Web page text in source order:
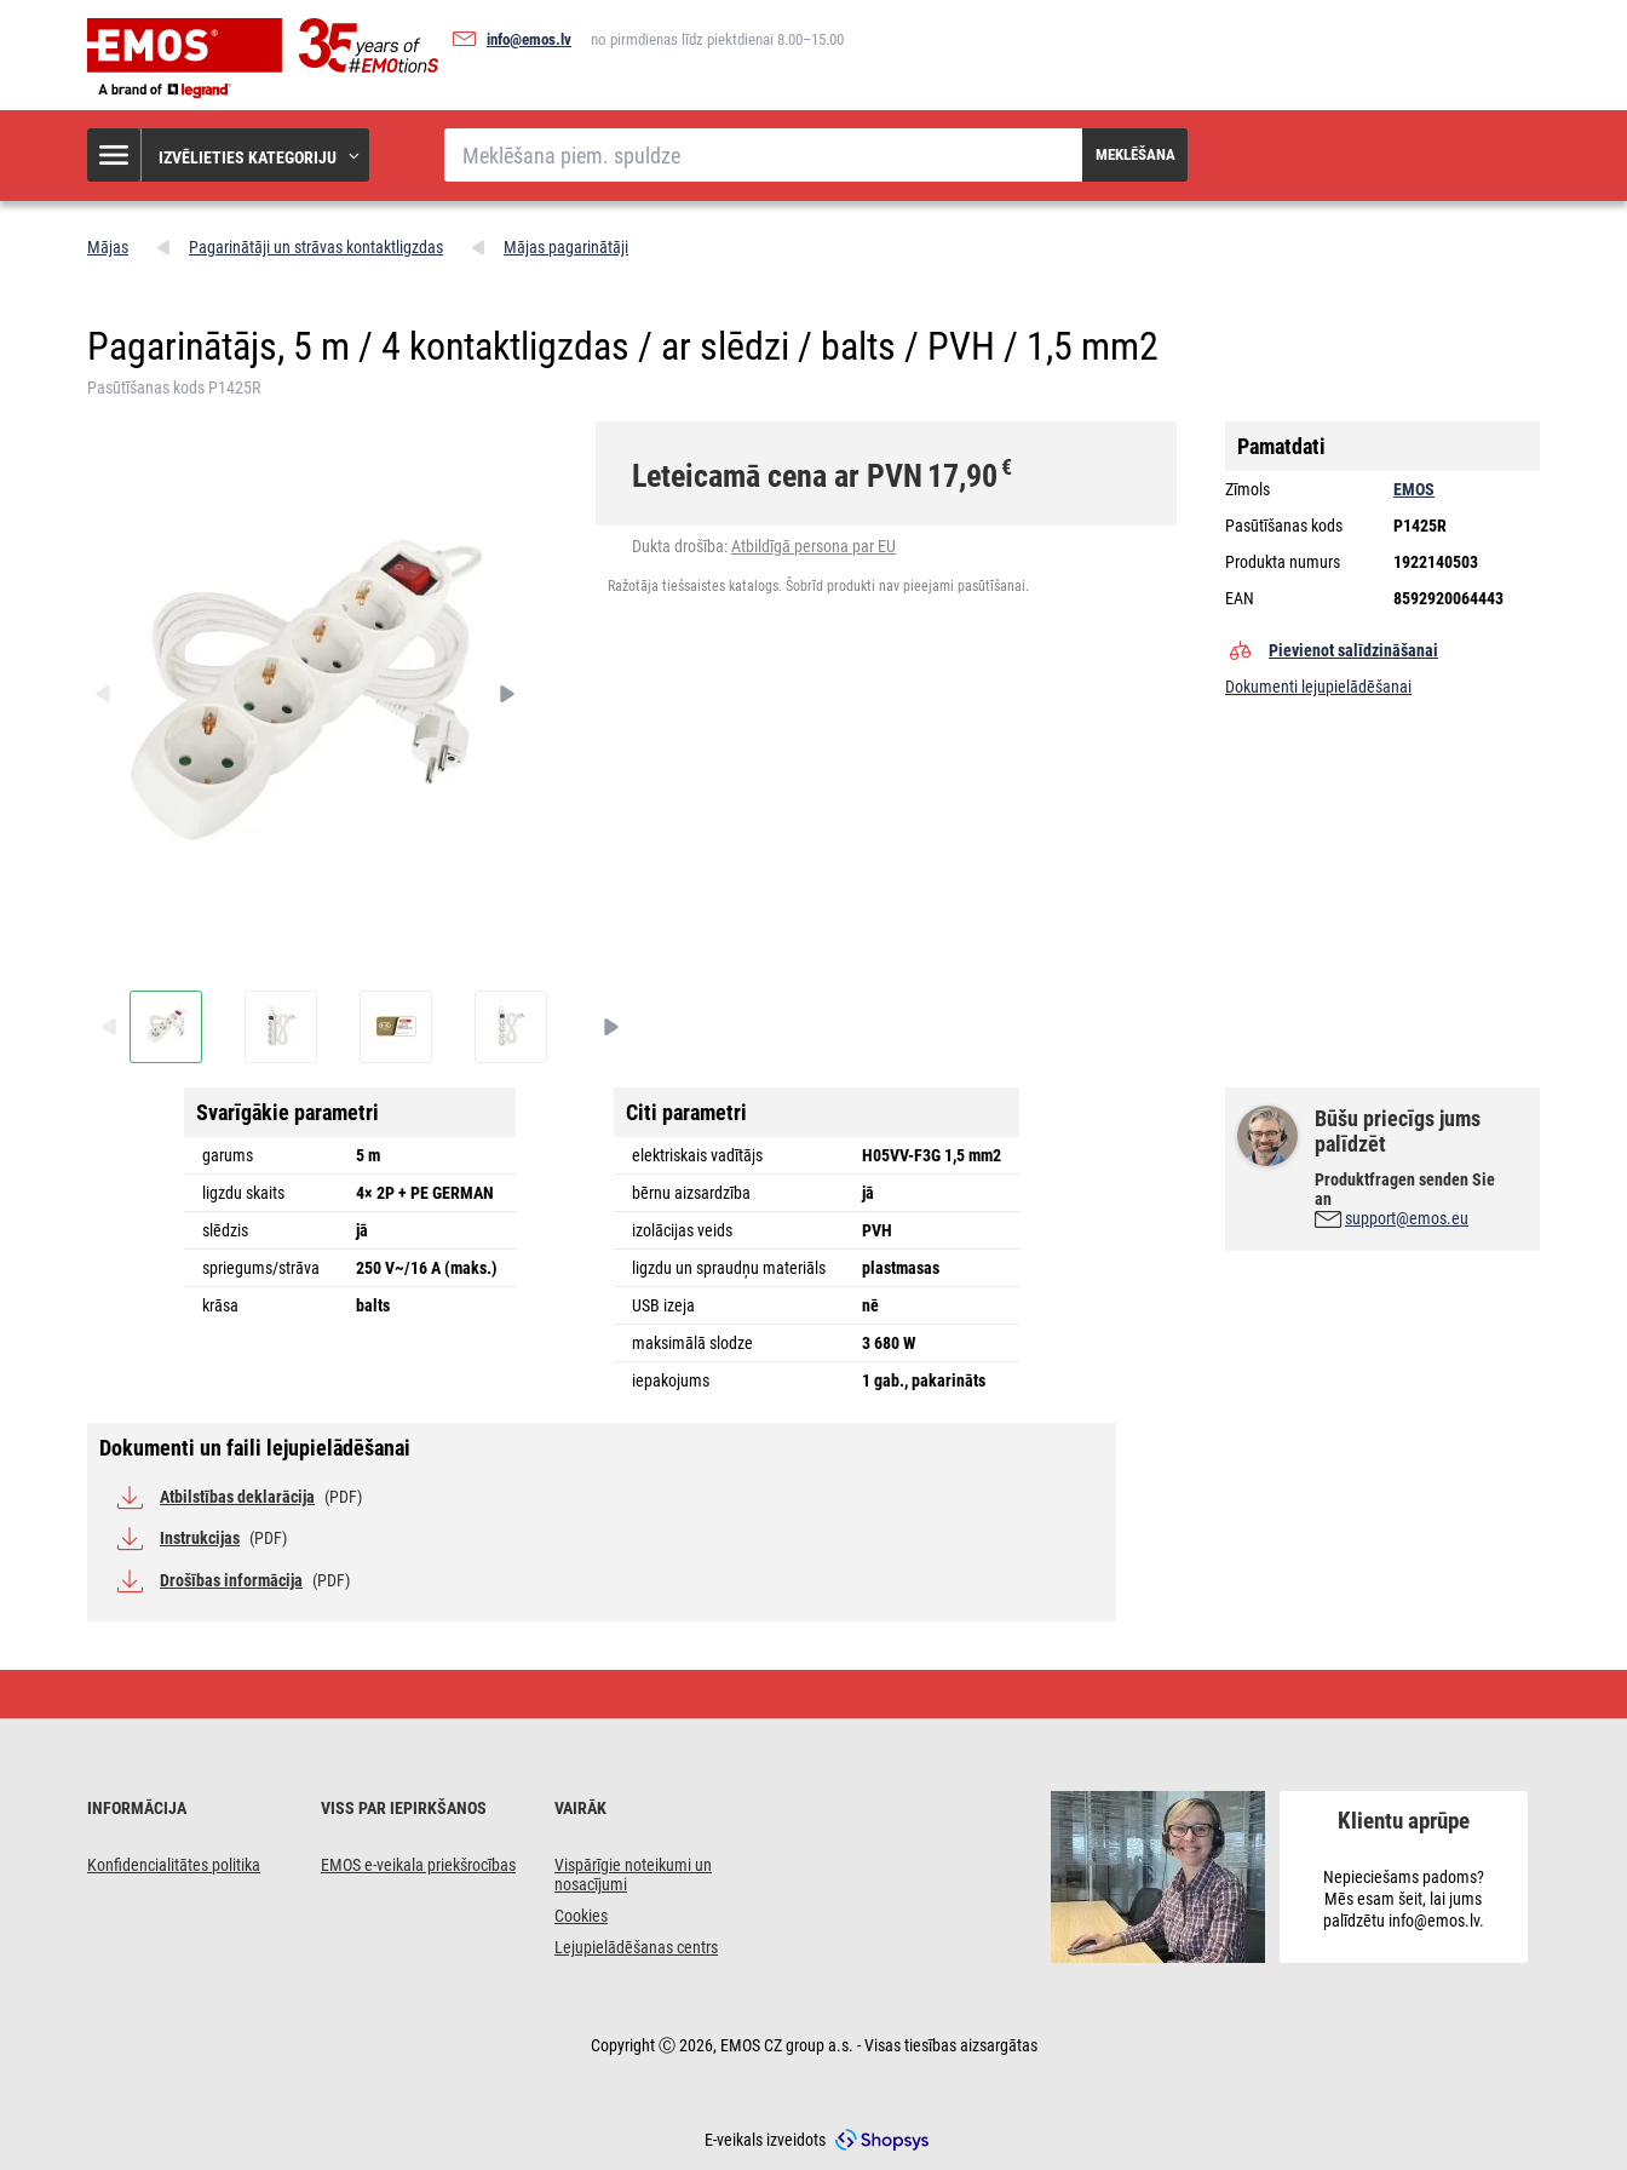
info@emos.lv no pirmdienas līdz piektdienai 8.00–15.00
IZVĒLIETIES KATEGORIJU
Meklēšana
MEKLĒŠANA
Mājas Pagarinātāji un strāvas kontaktligzdas Mājas pagarinātāji
Pagarinātājs, 5 m / 4 kontaktligzdas / ar slēdzi / balts / PVH / 1,5 mm2
Pasūtīšanas kods P1425R
Leteicamā cena ar PVN 17,90€
Dukta drošība:Atbildīgā persona par EU
Ražotāja tiešsaistes katalogs. Šobrīd produkti nav pieejami pasūtīšanai.
Pamatdati
Zīmols
EMOS
Pasūtīšanas kods
P1425R
Produkta numurs
1922140503
EAN
8592920064443
Pievienot salīdzināšanai
Dokumenti lejupielādēšanai
Svarīgākie parametri
garums
5 m
ligzdu skaits
4× 2P + PE GERMAN
slēdzis
jā
spriegums/strāva
250 V~/16 A (maks.)
krāsa
balts
Citi parametri
elektriskais vadītājs
H05VV-F3G 1,5 mm2
bērnu aizsardzība
jā
izolācijas veids
PVH
ligzdu un spraudņu materiāls
plastmasas
USB izeja
nē
maksimālā slodze
3 680 W
iepakojums
1 gab., pakarināts
Dokumenti un faili lejupielādēšanai
Atbilstības deklarācija (PDF)
Instrukcijas (PDF)
Drošības informācija (PDF)
Būšu priecīgs jums
palīdzēt
Produktfragen senden Sie
an
support@emos.eu
/
INFORMĀCIJA
Konfidencialitātes politika
VISS PAR IEPIRKŠANOS
EMOS e-veikala priekšrocības
VAIRĀK
Vispārīgie noteikumi un
nosacījumi
Cookies
Lejupielādēšanas centrs
Klientu aprūpe
Nepieciešams padoms?
Mēs esam šeit, lai jums
palīdzētu info@emos.lv.
Copyright Ⓒ 2026, EMOS CZ group a.s. - Visas tiesības aizsargātas
E-veikals izveidots